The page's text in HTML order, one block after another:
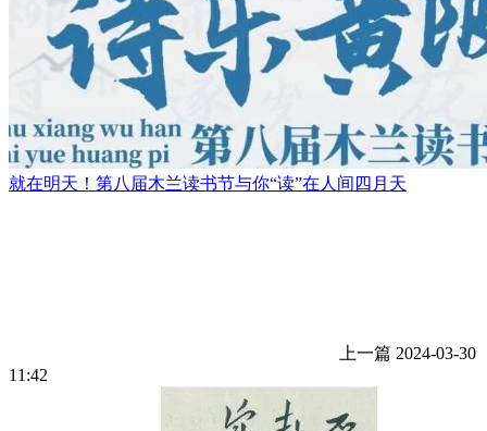
就在明天！第八届木兰读书节与你“读”在人间四月天
上一篇 2024-03-30
11:42